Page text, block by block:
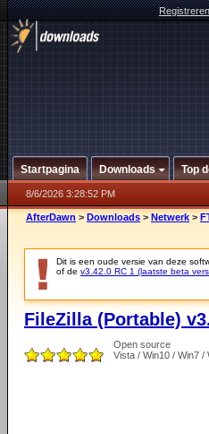
Registreren
Startpagina Downloads Top
8/6/2026 3:28:52 PM
AfterDawn > Downloads > Netwerk >
Dit is een oude versie van deze
of de v3.42.0 RC 1 (laatste beta
FileZilla (Portable)
Open source
Vista / Win10 / Win7 /